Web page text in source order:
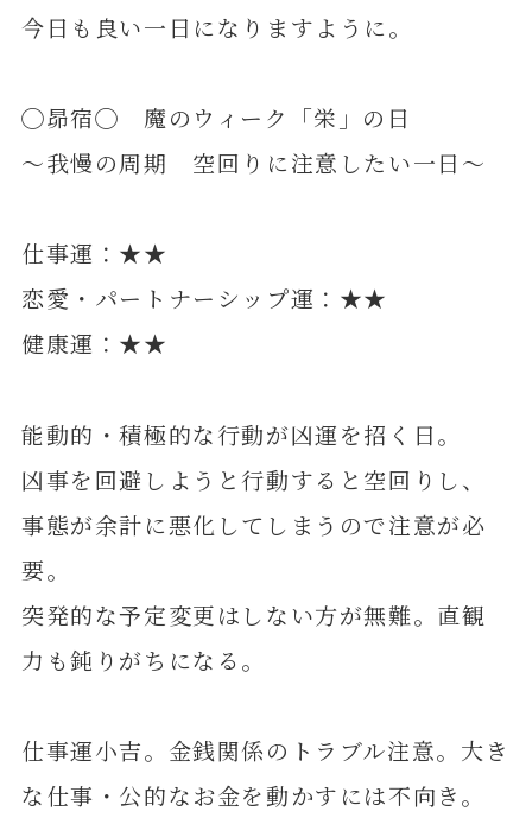
今日も良い一日になりますように。
◯昴宿◯ 魔のウィーク「栄」の日
～我慢の周期 空回りに注意したい一日～
仕事運：★★
恋愛・パートナーシップ運：★★
健康運：★★
能動的・積極的な行動が凶運を招く日。
凶事を回避しようと行動すると空回りし、
事態が余計に悪化してしまうので注意が必
要。
突発的な予定変更はしない方が無難。直観
力も鈍りがちになる。
仕事運小吉。金銭関係のトラブル注意。大き
な仕事・公的なお金を動かすには不向き。